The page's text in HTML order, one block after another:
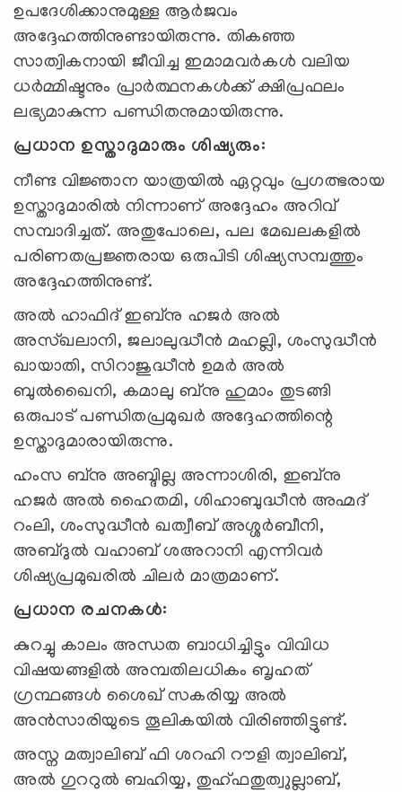
ഉപദേശിക്കാനുമുള്ള ആർജവം
അദ്ദേഹത്തിനുണ്ടായിരുന്നു. തികഞ്ഞ
സാത്വികനായി ജീവിച്ച ഇമാമവർകൾ വലിയ
ധർമ്മിഷ്ടനും പ്രാർത്ഥനകൾക്ക് ക്ഷിപ്രഫലം
ലഭ്യമാകുന്ന പണ്ഡിതനുമായിരുന്നു.
പ്രധാന ഉസ്താദുമാരും ശിഷ്യരും:
നീണ്ട വിജ്ഞാന യാത്രയിൽ ഏറ്റവും പ്രഗത്ഭരായ
ഉസ്താദുമാരിൽ നിന്നാണ് അദ്ദേഹം അറിവ്
സമ്പാദിച്ചത്. അതുപോലെ, പല മേഖലകളിൽ
പരിണതപ്രജ്ഞരായ ഒരുപിടി ശിഷ്യസമ്പത്തും
അദ്ദേഹത്തിനുണ്ട്.
അൽ ഹാഫിദ് ഇബ്നു ഹജർ അൽ
അസ്ഖലാനി, ജലാലുദ്ധീൻ മഹല്ലി, ശംസുദ്ധീൻ
ഖായാതി, സിറാജുദ്ധീൻ ഉമർ അൽ
ബുൽഖൈനി, കമാലു ബ്നു ഹുമാം തുടങ്ങി
ഒരുപാട് പണ്ഡിതപ്രമുഖർ അദ്ദേഹത്തിന്റെ
ഉസ്താദുമാരായിരുന്നു.
ഹംസ ബ്നു അബ്ദില്ല അന്നാശിരി, ഇബ്നു
ഹജർ അൽ ഹൈതമി, ശിഹാബുദ്ധീൻ അഹ്മദ്
റംലി, ശംസുദ്ധീൻ ഖത്വീബ് അശ്ശർബീനി,
അബ്ദുൽ വഹാബ് ശഅറാനി എന്നിവർ
ശിഷ്യപ്രമുഖരിൽ ചിലർ മാത്രമാണ്.
പ്രധാന രചനകൾ:
കുറച്ചു കാലം അന്ധത ബാധിച്ചിട്ടും വിവിധ
വിഷയങ്ങളിൽ അമ്പതിലധികം ബൃഹത്
ഗ്രന്ഥങ്ങൾ ശൈഖ് സകരിയ്യ അൽ
അൻസാരിയുടെ തൂലികയിൽ വിരിഞ്ഞിട്ടുണ്ട്.
അസ്ന മത്വാലിബ് ഫി ശറഹി റൗളി ത്വാലിബ്,
അൽ ഗുററുൽ ബഹിയ്യ, തുഹ്ഫതുത്വുല്ലാബ്,